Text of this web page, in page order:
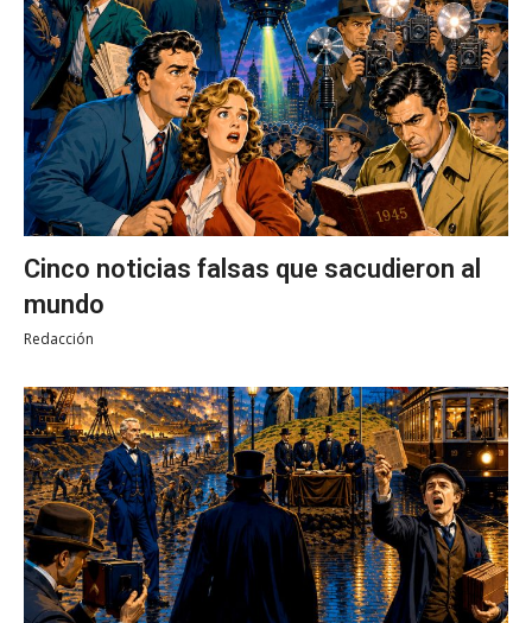
Cinco noticias falsas que sacudieron al
mundo
Redacción